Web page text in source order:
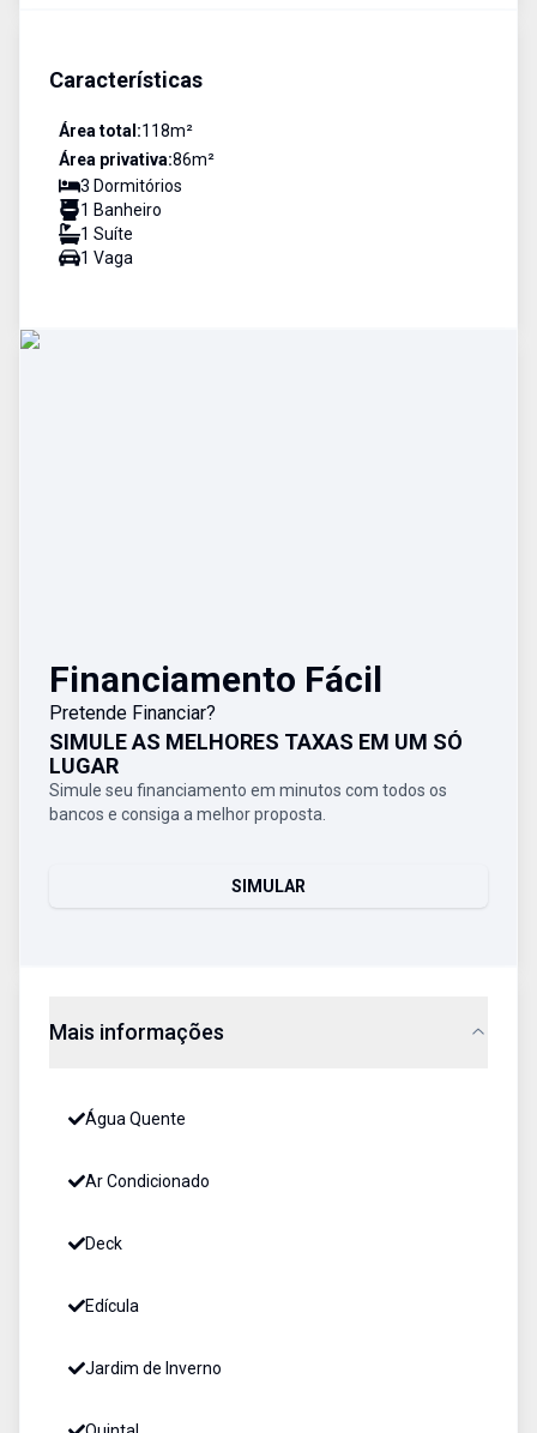
Características
Área total:118m²
Área privativa:86m²
3 Dormitórios
1 Banheiro
1 Suíte
1 Vaga
Financiamento Fácil
Pretende Financiar?
SIMULE AS MELHORES TAXAS EM UM SÓ
LUGAR
Simule seu financiamento em minutos com todos os
bancos e consiga a melhor proposta.
SIMULAR
Mais informações
Água Quente
Ar Condicionado
Deck
Edícula
Jardim de Inverno